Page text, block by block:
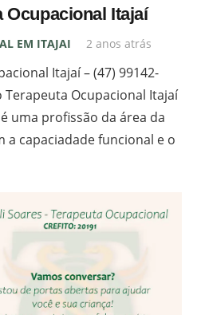
Ocupacional Itajaí
EM ITAJAI 2 anos atrás
Itajaí – (47) 99142-
Terapeuta Ocupacional Itajaí
uma profissão da área da
a capaciadade funcional e o